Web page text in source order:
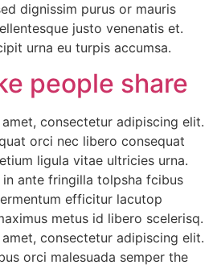
dignissim purus or mauris
justo venenatis et.
urna eu turpis accumsa.
people share
consectetur adipiscing elit.
orci nec libero consequat
ligula vitae ultricies urna.
ante fringilla tolpsha fcibus
efficitur lacutop
metus id libero scelerisq.
consectetur adipiscing elit.
orci malesuada semper the